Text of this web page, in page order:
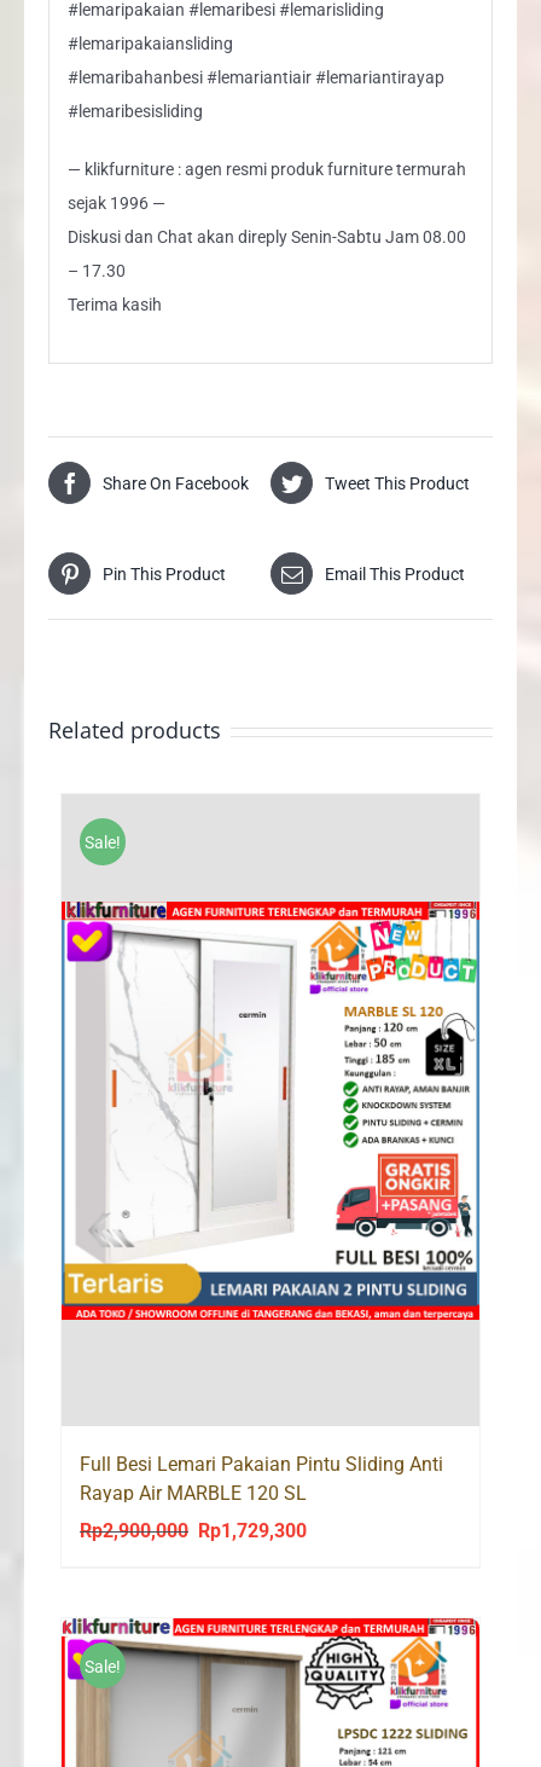
#lemaripakaian #lemaribesi #lemarisliding
#lemaripakaiansliding
#lemaribahanbesi #lemariantiair #lemariantirayap
#lemaribesisliding
— klikfurniture : agen resmi produk furniture termurah
sejak 1996 —
Diskusi dan Chat akan direply Senin-Sabtu Jam 08.00
– 17.30
Terima kasih
Share On Facebook Tweet This Product
Pin This Product Email This Product
Related products
Sale!
Full Besi Lemari Pakaian Pintu Sliding Anti
Rayap Air MARBLE 120 SL
Rp2,900,000
Original
Rp2,900,000.
Rp1,729,300Current
Rp1,729,300.
Sale!